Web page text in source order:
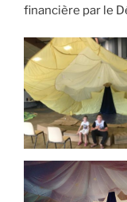
financière par le